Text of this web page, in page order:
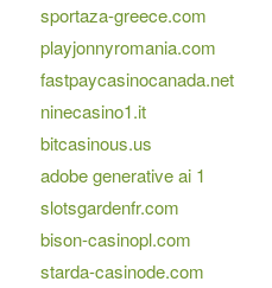
sportaza-greece.com
playjonnyromania.com
fastpaycasinocanada.net
ninecasino1.it
bitcasinous.us
adobe generative ai 1
slotsgardenfr.com
bison-casinopl.com
starda-casinode.com